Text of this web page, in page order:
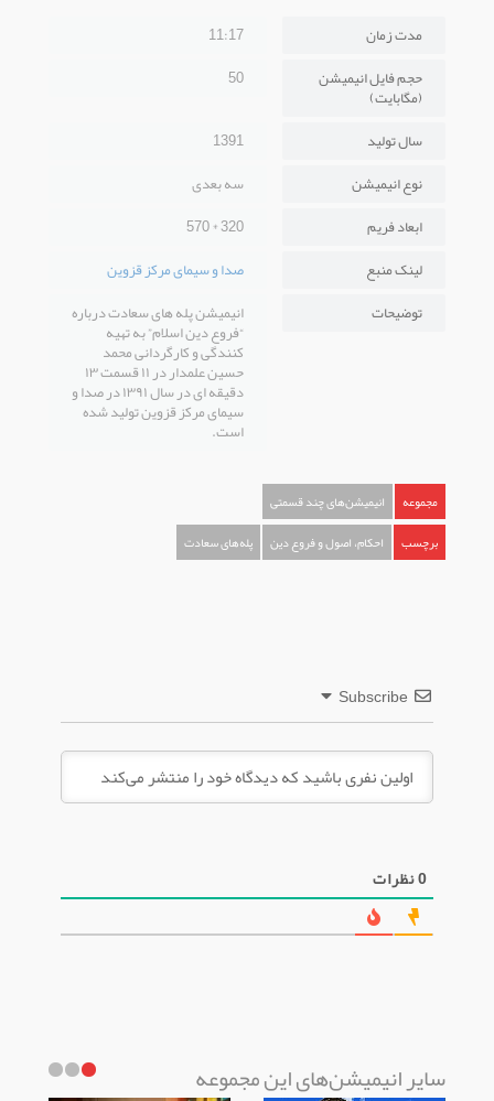
مدت زمان
11:17
حجم فایل انیمیشن
(مگابایت)
50
سال تولید
1391
نوع انیمیشن
سه بعدی
ابعاد فریم
320 * 570
لینک منبع
صدا و سیمای مرکز قزوین
توضیحات
انیمیشن پله های سعادت درباره
“فروع دین اسلام” به تهیه
کنندگی و کارگردانی محمد
حسین علمدار در ۱۱ قسمت ۱۳
دقیقه ای در سال ۱۳۹۱ در صدا و
سیمای مرکز قزوین تولید شده
است.
مجموعه
انیمیشن‌های چند قسمتی
برچسب
احکام، اصول و فروع دین پله‌های سعادت
Subscribe
0نظرات
سایر انیمیشن‌های این مجموعه